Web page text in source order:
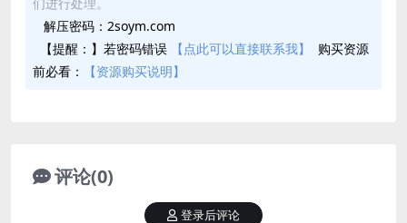
解压密码：2soym.com
【提醒：】若密码错误
【点此可以直接联系我】
购买资源
前必看：
【资源购买说明】
评论(0)
登录后评论